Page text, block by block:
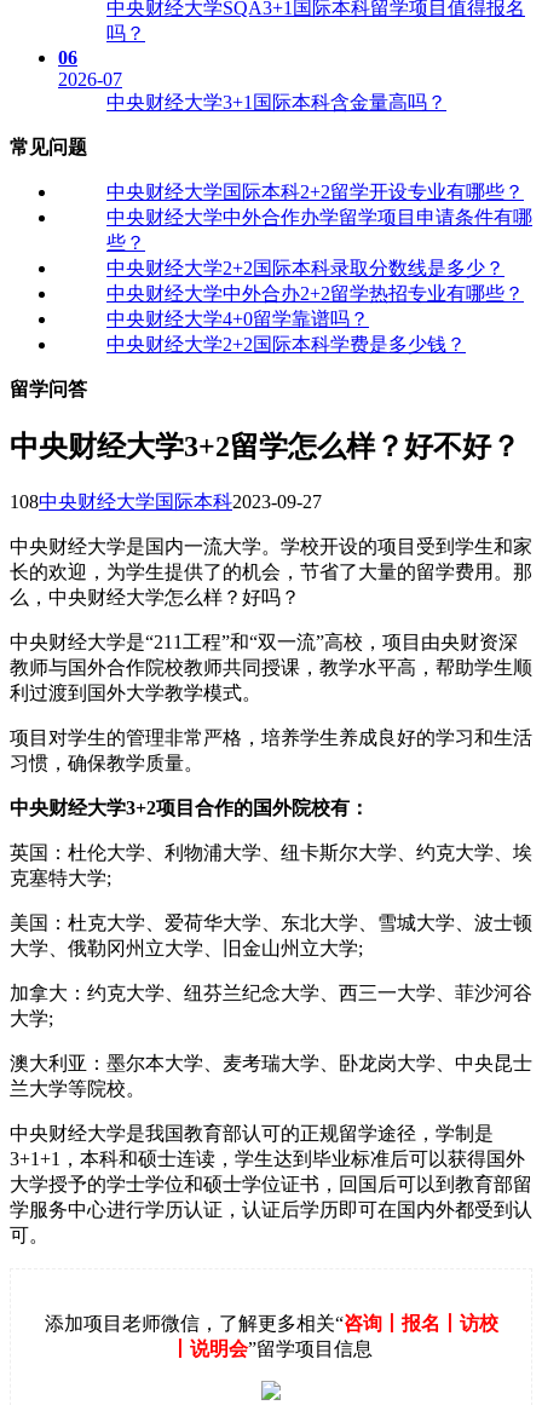
中央财经大学SQA3+1国际本科留学项目值得报名
吗？
06
2026-07
中央财经大学3+1国际本科含金量高吗？
常见问题
中央财经大学国际本科2+2留学开设专业有哪些？
中央财经大学中外合作办学留学项目申请条件有哪
些？
中央财经大学2+2国际本科录取分数线是多少？
中央财经大学中外合办2+2留学热招专业有哪些？
中央财经大学4+0留学靠谱吗？
中央财经大学2+2国际本科学费是多少钱？
留学问答
中央财经大学3+2留学怎么样？好不好？
108中央财经大学国际本科2023-09-27
中央财经大学是国内一流大学。学校开设的项目受到学生和家
长的欢迎，为学生提供了的机会，节省了大量的留学费用。那
么，中央财经大学怎么样？好吗？
中央财经大学是“211工程”和“双一流”高校，项目由央财资深
教师与国外合作院校教师共同授课，教学水平高，帮助学生顺
利过渡到国外大学教学模式。
项目对学生的管理非常严格，培养学生养成良好的学习和生活
习惯，确保教学质量。
中央财经大学3+2项目合作的国外院校有：
英国：杜伦大学、利物浦大学、纽卡斯尔大学、约克大学、埃
克塞特大学;
美国：杜克大学、爱荷华大学、东北大学、雪城大学、波士顿
大学、俄勒冈州立大学、旧金山州立大学;
加拿大：约克大学、纽芬兰纪念大学、西三一大学、菲沙河谷
大学;
澳大利亚：墨尔本大学、麦考瑞大学、卧龙岗大学、中央昆士
兰大学等院校。
中央财经大学是我国教育部认可的正规留学途径，学制是
3+1+1，本科和硕士连读，学生达到毕业标准后可以获得国外
大学授予的学士学位和硕士学位证书，回国后可以到教育部留
学服务中心进行学历认证，认证后学历即可在国内外都受到认
可。
添加项目老师微信，了解更多相关“咨询丨报名丨访校
丨说明会”留学项目信息